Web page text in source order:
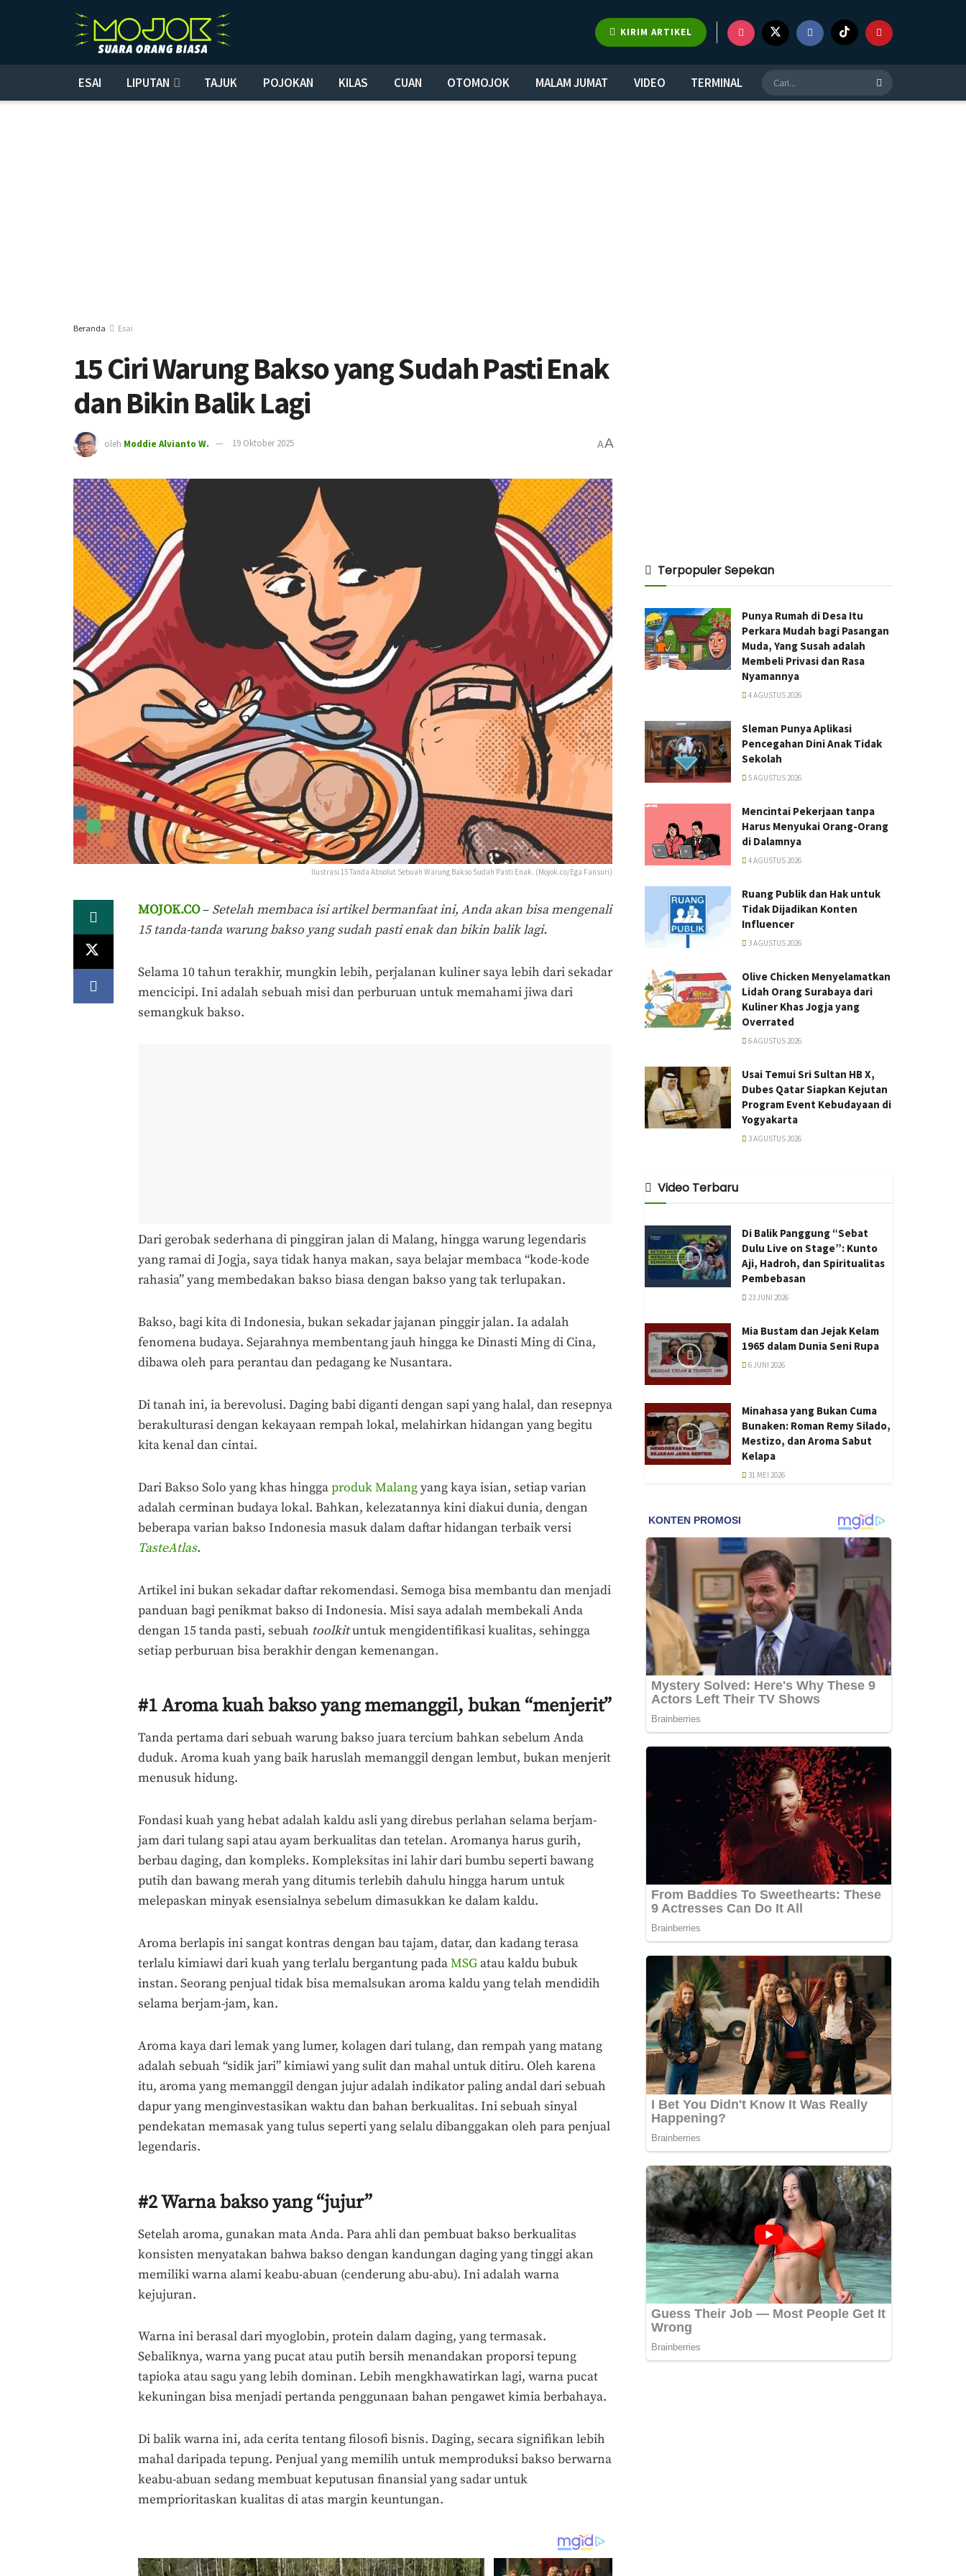
KIRIM ARTIKEL
ESAI LIPUTAN TAJUK POJOKAN KILAS CUAN OTOMOJOK MALAM JUMAT VIDEO TERMINAL
Beranda Esai
15 Ciri Warung Bakso yang Sudah Pasti Enak
dan Bikin Balik Lagi
oleh Moddie Alvianto W. 19 Oktober 2025 AA
Ilustrasi 15 Tanda Absolut Sebuah Warung Bakso Sudah Pasti Enak. (Mojok.co/Ega Fansuri)
MOJOK.CO– Setelah membaca isi artikel bermanfaat ini, Anda akan bisa mengenali
15 tanda-tanda warung bakso yang sudah pasti enak dan bikin balik lagi.
Selama 10 tahun terakhir, mungkin lebih, perjalanan kuliner saya lebih dari sekadar
mencicipi. Ini adalah sebuah misi dan perburuan untuk memahami jiwa dari
semangkuk bakso.
Dari gerobak sederhana di pinggiran jalan di Malang, hingga warung legendaris
yang ramai di Jogja, saya tidak hanya makan, saya belajar membaca “kode-kode
rahasia” yang membedakan bakso biasa dengan bakso yang tak terlupakan.
Bakso, bagi kita di Indonesia, bukan sekadar jajanan pinggir jalan. Ia adalah
fenomena budaya. Sejarahnya membentang jauh hingga ke Dinasti Ming di Cina,
dibawa oleh para perantau dan pedagang ke Nusantara.
Di tanah ini, ia berevolusi. Daging babi diganti dengan sapi yang halal, dan resepnya
berakulturasi dengan kekayaan rempah lokal, melahirkan hidangan yang begitu
kita kenal dan cintai.
Dari Bakso Solo yang khas hinggaproduk Malangyang kaya isian, setiap varian
adalah cerminan budaya lokal. Bahkan, kelezatannya kini diakui dunia, dengan
beberapa varian bakso Indonesia masuk dalam daftar hidangan terbaik versi
TasteAtlas.
Artikel ini bukan sekadar daftar rekomendasi. Semoga bisa membantu dan menjadi
panduan bagi penikmat bakso di Indonesia. Misi saya adalah membekali Anda
dengan 15 tanda pasti, sebuah toolkituntuk mengidentifikasi kualitas, sehingga
setiap perburuan bisa berakhir dengan kemenangan.
#1 Aroma kuah bakso yang memanggil, bukan “menjerit”
Tanda pertama dari sebuah warung bakso juara tercium bahkan sebelum Anda
duduk. Aroma kuah yang baik haruslah memanggil dengan lembut, bukan menjerit
menusuk hidung.
Fondasi kuah yang hebat adalah kaldu asli yang direbus perlahan selama berjam-
jam dari tulang sapi atau ayam berkualitas dan tetelan. Aromanya harus gurih,
berbau daging, dan kompleks. Kompleksitas ini lahir dari bumbu seperti bawang
putih dan bawang merah yang ditumis terlebih dahulu hingga harum untuk
melepaskan minyak esensialnya sebelum dimasukkan ke dalam kaldu.
Aroma berlapis ini sangat kontras dengan bau tajam, datar, dan kadang terasa
terlalu kimiawi dari kuah yang terlalu bergantung padaMSGatau kaldu bubuk
instan. Seorang penjual tidak bisa memalsukan aroma kaldu yang telah mendidih
selama berjam-jam, kan.
Aroma kaya dari lemak yang lumer, kolagen dari tulang, dan rempah yang matang
adalah sebuah “sidik jari” kimiawi yang sulit dan mahal untuk ditiru. Oleh karena
itu, aroma yang memanggil dengan jujur adalah indikator paling andal dari sebuah
dapur yang menginvestasikan waktu dan bahan berkualitas. Ini sebuah sinyal
pendekatan memasak yang tulus seperti yang selalu dibanggakan oleh para penjual
legendaris.
#2 Warna bakso yang “jujur”
Setelah aroma, gunakan mata Anda. Para ahli dan pembuat bakso berkualitas
konsisten menyatakan bahwa bakso dengan kandungan daging yang tinggi akan
memiliki warna alami keabu-abuan (cenderung abu-abu). Ini adalah warna
kejujuran.
Warna ini berasal dari myoglobin, protein dalam daging, yang termasak.
Sebaliknya, warna yang pucat atau putih bersih menandakan proporsi tepung
tapioka atau sagu yang lebih dominan. Lebih mengkhawatirkan lagi, warna pucat
kekuningan bisa menjadi pertanda penggunaan bahan pengawet kimia berbahaya.
Di balik warna ini, ada cerita tentang filosofi bisnis. Daging, secara signifikan lebih
mahal daripada tepung. Penjual yang memilih untuk memproduksi bakso berwarna
keabu-abuan sedang membuat keputusan finansial yang sadar untuk
memprioritaskan kualitas di atas margin keuntungan.
Terpopuler Sepekan
Punya Rumah di Desa Itu
Perkara Mudah bagi Pasangan
Muda, Yang Susah adalah
Membeli Privasi dan Rasa
Nyamannya
4 AGUSTUS 2026
Sleman Punya Aplikasi
Pencegahan Dini Anak Tidak
Sekolah
5 AGUSTUS 2026
Mencintai Pekerjaan tanpa
Harus Menyukai Orang-Orang
di Dalamnya
4 AGUSTUS 2026
Ruang Publik dan Hak untuk
Tidak Dijadikan Konten
Influencer
3 AGUSTUS 2026
Olive Chicken Menyelamatkan
Lidah Orang Surabaya dari
Kuliner Khas Jogja yang
Overrated
6 AGUSTUS 2026
Usai Temui Sri Sultan HB X,
Dubes Qatar Siapkan Kejutan
Program Event Kebudayaan di
Yogyakarta
3 AGUSTUS 2026
Video Terbaru
Di Balik Panggung “Sebat
Dulu Live on Stage”: Kunto
Aji, Hadroh, dan Spiritualitas
Pembebasan
23 JUNI 2026
Mia Bustam dan Jejak Kelam
1965 dalam Dunia Seni Rupa
6 JUNI 2026
Minahasa yang Bukan Cuma
Bunaken: Roman Remy Silado,
Mestizo, dan Aroma Sabut
Kelapa
31 MEI 2026